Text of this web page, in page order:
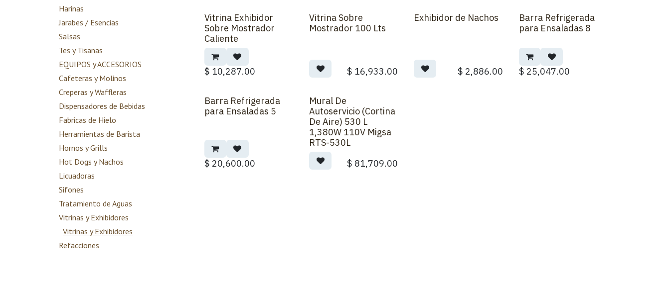
Harinas
Jarabes / Esencias
Salsas
Tes y Tisanas
EQUIPOS y ACCESORIOS
Cafeteras y Molinos
Creperas y Waffleras
Dispensadores de Bebidas
Fabricas de Hielo
Herramientas de Barista
Hornos y Grills
Hot Dogs y Nachos
Licuadoras
Sifones
Tratamiento de Aguas
Vitrinas y Exhibidores
Vitrinas y Exhibidores
Refacciones
Vitrina Exhibidor
Sobre Mostrador
Caliente
$ 10,287.00
Vitrina Sobre
Mostrador 100 Lts
$ 16,933.00
Exhibidor de Nachos
$ 2,886.00
Back Order
Barra Refrigerada
para Ensaladas 8
$ 25,047.00
Back Order
Barra Refrigerada
para Ensaladas 5
$ 20,600.00
Mural De
Autoservicio (Cortina
De Aire) 530 L
1,380W 110V Migsa
RTS-530L
$ 81,709.00